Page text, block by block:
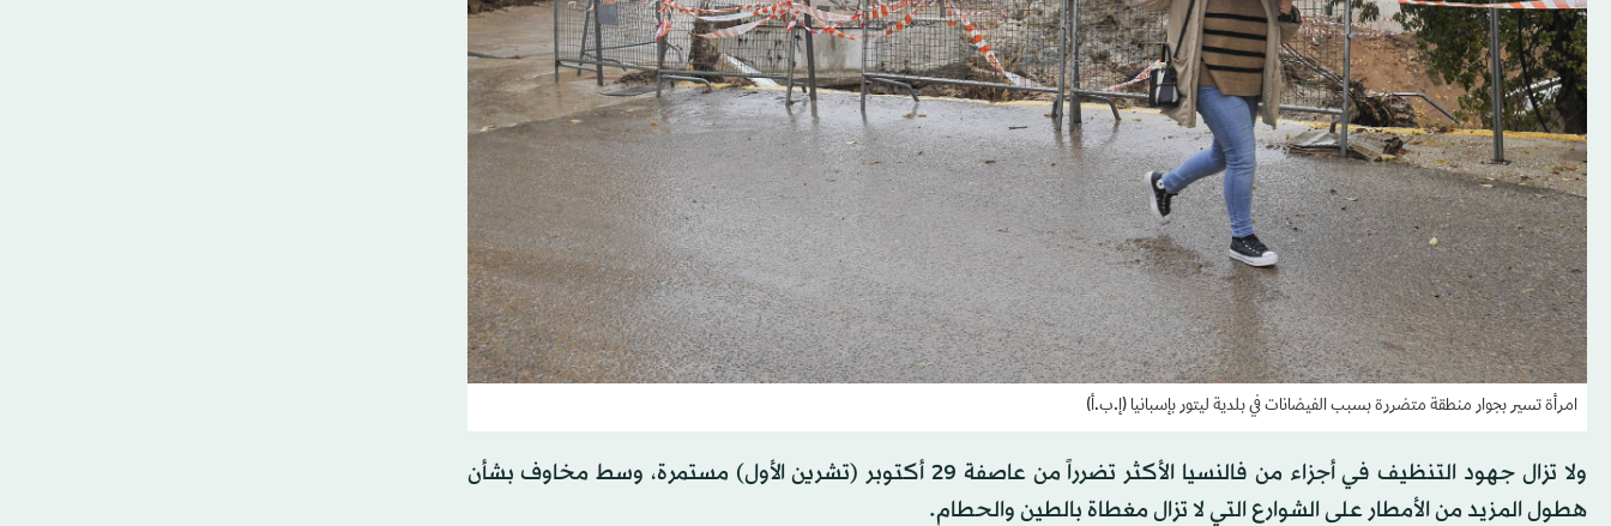
امرأة تسير بجوار منطقة متضررة بسبب الفيضانات في بلدية ليتور بإسبانيا (إ.ب.أ)
ولا تزال جهود التنظيف في أجزاء من فالنسيا الأكثر تضرراً من عاصفة 29 أكتوبر (تشرين الأول) مستمرة، وسط مخاوف بشأن
هطول المزيد من الأمطار على الشوارع التي لا تزال مغطاة بالطين والحطام.